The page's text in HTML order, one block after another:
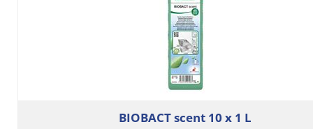
BIOBACT scent 10 x 1 L